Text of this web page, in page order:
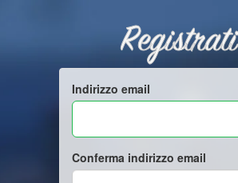
Registrati
Indirizzo email
Conferma indirizzo email